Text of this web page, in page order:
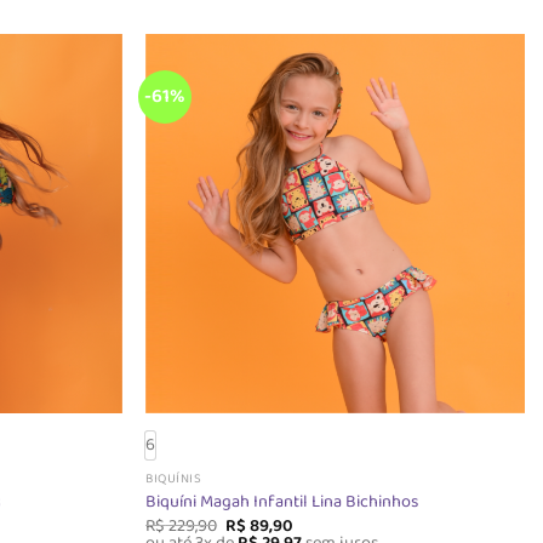
-61%
6
BIQUÍNIS
Biquíni Magah Infantil Lina Bichinhos
R$229,90 O
R$89,90